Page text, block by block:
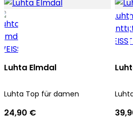
Luhta Elmdal
Luhta Top für damen
24,90 €